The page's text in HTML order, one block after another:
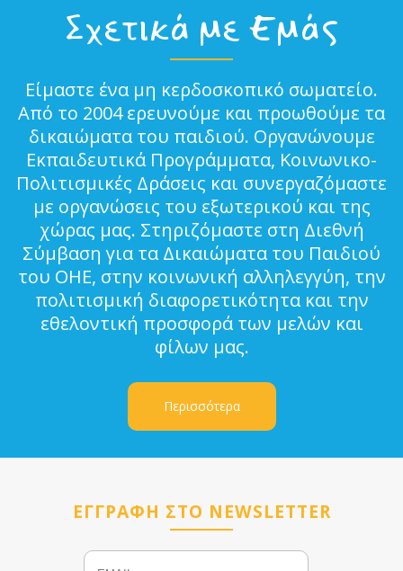
Σχετικά με Εμάς
Είμαστε ένα μη κερδοσκοπικό σωματείο.
Από το 2004 ερευνούμε και προωθούμε τα
δικαιώματα του παιδιού. Οργανώνουμε
Εκπαιδευτικά Προγράμματα, Κοινωνικο-
Πολιτισμικές Δράσεις και συνεργαζόμαστε
με οργανώσεις του εξωτερικού και της
χώρας μας. Στηριζόμαστε στη Διεθνή
Σύμβαση για τα Δικαιώματα του Παιδιού
του ΟΗΕ, στην κοινωνική αλληλεγγύη, την
πολιτισμική διαφορετικότητα και την
εθελοντική προσφορά των μελών και
φίλων μας.
Περισσότερα
ΕΓΓΡΑΦΗ ΣΤΟ NEWSLETTER
Email